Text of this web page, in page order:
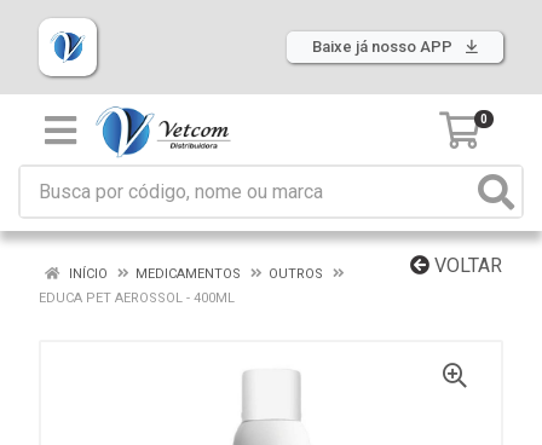
Baixe já nosso APP
0
VOLTAR
INÍCIO MEDICAMENTOS
OUTROS
EDUCA PET AEROSSOL - 400ML